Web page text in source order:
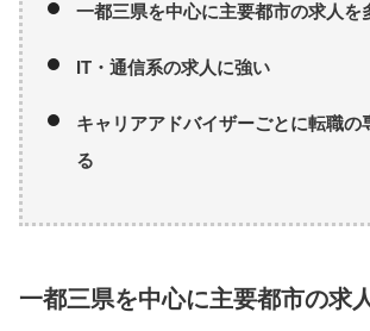
一都三県を中心に主要都市の求人を
IT・通信系の求人に強い
キャリアアドバイザーごとに転職の
る
一都三県を中心に主要都市の求